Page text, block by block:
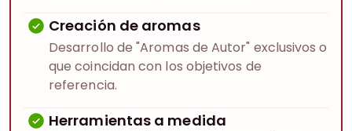
Creación de aromas
Desarrollo de "Aromas de Autor" exclusivos o
que coincidan con los objetivos de
referencia.
Herramientas a medida